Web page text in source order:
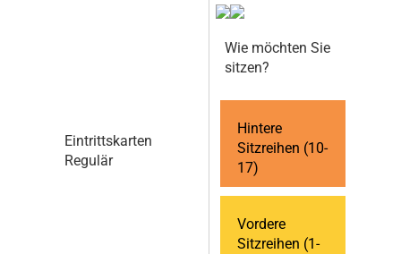
Eintrittskarten
Regulär
Wie möchten Sie
sitzen?
Hintere
Sitzreihen (10-
17)
Vordere
Sitzreihen (1-